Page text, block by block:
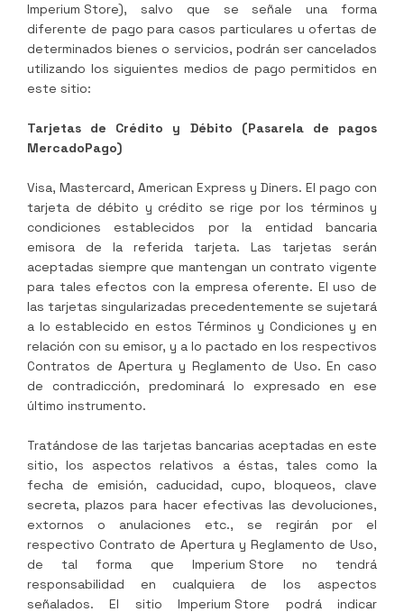
Imperium Store), salvo que se señale una forma
diferente de pago para casos particulares u ofertas de
determinados bienes o servicios, podrán ser cancelados
utilizando los siguientes medios de pago permitidos en
este sitio:
Tarjetas de Crédito y Débito (Pasarela de pagos
MercadoPago)
Visa, Mastercard, American Express y Diners. El pago con
tarjeta de débito y crédito se rige por los términos y
condiciones establecidos por la entidad bancaria
emisora de la referida tarjeta. Las tarjetas serán
aceptadas siempre que mantengan un contrato vigente
para tales efectos con la empresa oferente. El uso de
las tarjetas singularizadas precedentemente se sujetará
a lo establecido en estos Términos y Condiciones y en
relación con su emisor, y a lo pactado en los respectivos
Contratos de Apertura y Reglamento de Uso. En caso
de contradicción, predominará lo expresado en ese
último instrumento.
Tratándose de las tarjetas bancarias aceptadas en este
sitio, los aspectos relativos a éstas, tales como la
fecha de emisión, caducidad, cupo, bloqueos, clave
secreta, plazos para hacer efectivas las devoluciones,
extornos o anulaciones etc., se regirán por el
respectivo Contrato de Apertura y Reglamento de Uso,
de tal forma que Imperium Store no tendrá
responsabilidad en cualquiera de los aspectos
señalados. El sitioImperium Store podrá indicar